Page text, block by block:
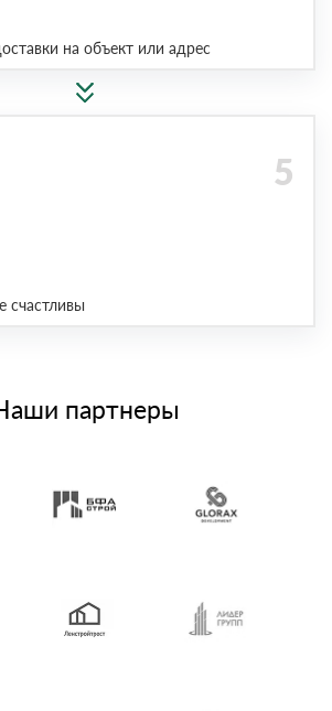
на объект или адрес
счастливы
партнеры